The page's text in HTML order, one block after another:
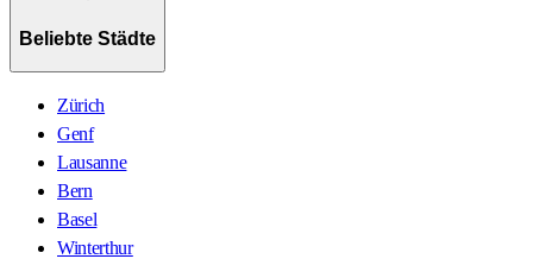
Beliebte Städte
Zürich
Genf
Lausanne
Bern
Basel
Winterthur